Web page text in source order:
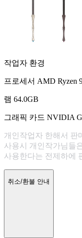
작업자 환경
프로세서 AMD Ryzen
램 64.0GB
그래픽 카드 NVIDIA
개인작업자 한해서 판
사용시 개인작가님들
사용한다는 전제하에
취소/환불 안내